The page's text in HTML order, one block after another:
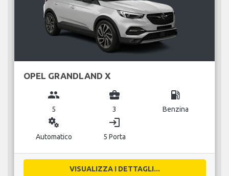
OPEL GRANDLAND X
group
5
business_center
3
local_gas_station
Benzina
miscellaneous_services
Automatico
login
5 Porta
VISUALIZZA I DETTAGLI...